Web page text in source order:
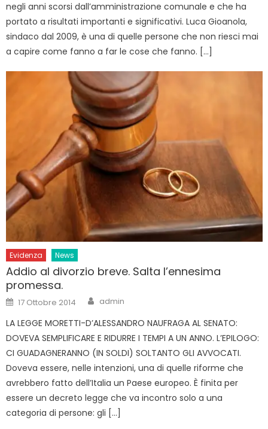
negli anni scorsi dall’amministrazione comunale e che ha
portato a risultati importanti e significativi. Luca Gioanola,
sindaco dal 2009, è una di quelle persone che non riesci mai
a capire come fanno a far le cose che fanno. […]
Evidenza News
Addio al divorzio breve. Salta l’ennesima
promessa.
Posted
on
17 Ottobre 2014 Author
admin
LA LEGGE MORETTI-D’ALESSANDRO NAUFRAGA AL SENATO:
DOVEVA SEMPLIFICARE E RIDURRE I TEMPI A UN ANNO. L’EPILOGO:
CI GUADAGNERANNO (IN SOLDI) SOLTANTO GLI AVVOCATI.
Doveva essere, nelle intenzioni, una di quelle riforme che
avrebbero fatto dell’Italia un Paese europeo. È finita per
essere un decreto legge che va incontro solo a una
categoria di persone: gli […]